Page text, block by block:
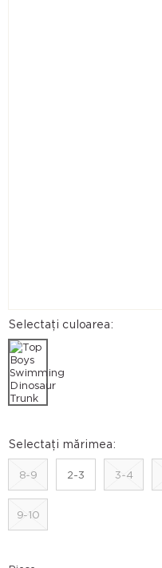
Selectați culoarea:
Selectați mărimea:
8-9 2-3 3-4
9-10